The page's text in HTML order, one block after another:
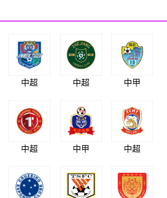
中超 中超 中甲
中超 中甲 中超